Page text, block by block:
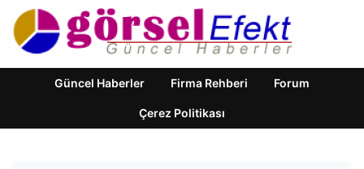
Güncel Haberler Firma Rehberi Forum
Çerez Politikası